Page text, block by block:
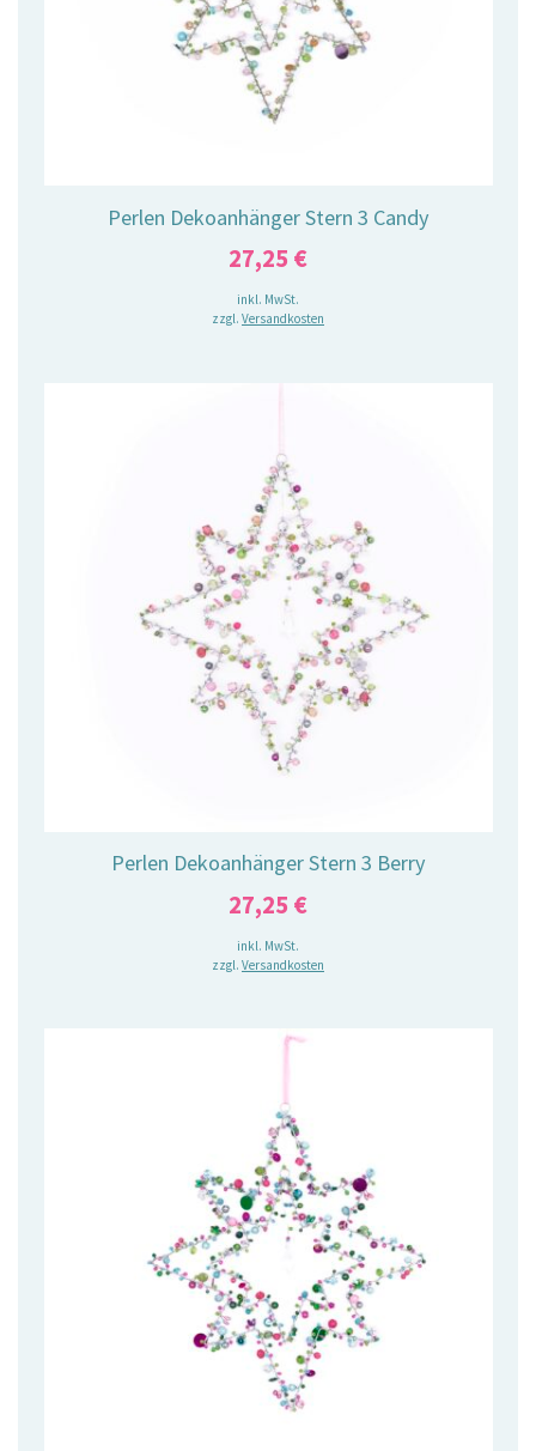
Perlen Dekoanhänger Stern 3 Candy
27,25 €
inkl. MwSt.
zzgl. Versandkosten
Perlen Dekoanhänger Stern 3 Berry
27,25 €
inkl. MwSt.
zzgl. Versandkosten